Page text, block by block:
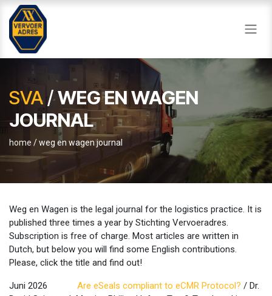
Overslaan naar inhoud
SVA /WEG EN WAGEN
JOURNAL
home / weg en wagen journal
Weg en Wagen is the legal journal for the logistics practice. It is
published three times a year by Stichting Vervoeradres.
Subscription is free of charge. Most articles are written in
Dutch, but below you will find some English contributions.
Please, click the title and find out!
Juni 2026 Are eSeals compliant to eCMR Protocol? / Dr.